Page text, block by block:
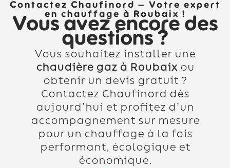
Contactez Chaufinord – Votre expert
en chauffage à Roubaix !
Vous avez encore des
questions ?
Vous souhaitez installer une
chaudière gaz à Roubaixou
obtenir un devis gratuit ?
Contactez Chaufinord dès
aujourd’hui et profitez d’un
accompagnement sur mesure
pour un chauffage à la fois
performant, écologique et
économique.